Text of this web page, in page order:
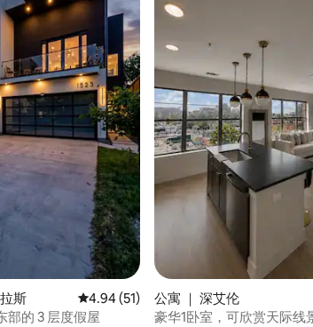
斯 平均评分 4.94 分（满分 5 分），共 51 条
4.94 (51)
部的 3 层度假屋
公寓 ｜ 深艾伦
豪华1卧室，可欣赏天际线